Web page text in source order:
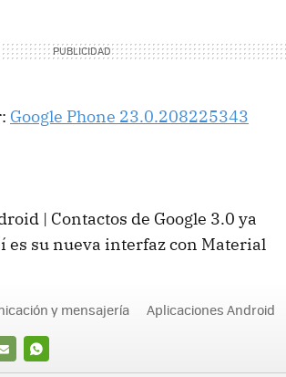
Google Phone 23.0.208225343
| Contactos de Google 3.0 ya
es su nueva interfaz con Material
WHATSAPP
y mensajería Aplicaciones Android